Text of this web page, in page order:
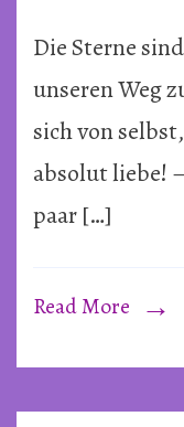
Die Sterne
unseren Weg
sich von
absolut liebe!
paar […]
Read More